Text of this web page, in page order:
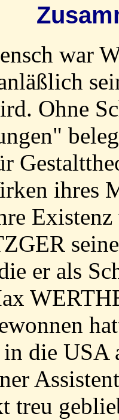
war
Ohne
ihres
er als
die USA
treu